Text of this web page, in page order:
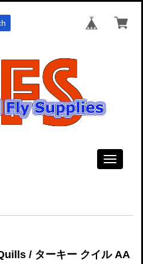
Toggle
/ ターキー クイル AA